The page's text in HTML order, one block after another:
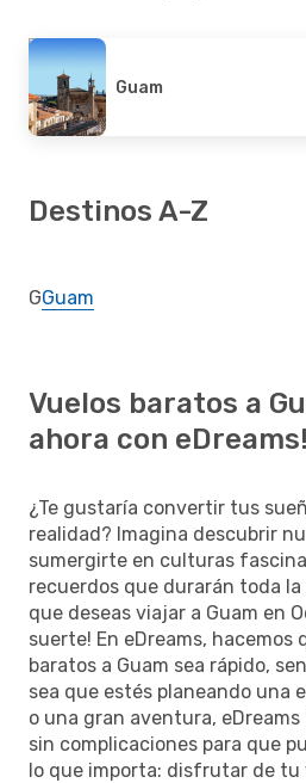
Guam
Destinos A-Z
GGuam
Vuelos baratos a
ahora con eDreams!
¿Te gustaría convertir tus
realidad? Imagina descubrir
sumergirte en culturas
recuerdos que durarán toda
que deseas viajar a Guam en
suerte! En eDreams,
baratos a Guam sea rápido,
sea que estés planeando una
o una gran aventura,
sin complicaciones para que
lo que importa: disfrutar de tu